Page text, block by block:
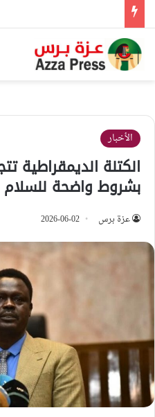
الأخبار
الكتلة الديمقراطية
بشروط واضحة للسلام
عزة برس 2026-06-02